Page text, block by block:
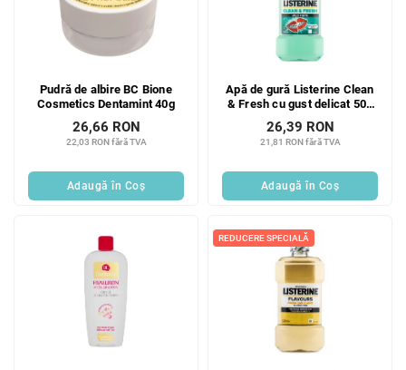
Pudră de albire BC Bione
Cosmetics Dentamint 40g
22,03 RON fără TVA
26,66 RON
Adaugă în Coş
Apă de gură Listerine Clean
& Fresh cu gust delicat 500
21,81 RON fără TVA
26,39 RON
Adaugă în Coş
REDUCERE SPECIALĂ